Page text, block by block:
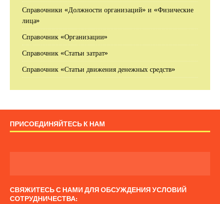
Справочники «Должности организаций» и «Физические
лица»
Справочник «Организации»
Справочник «Статьи затрат»
Справочник «Статьи движения денежных средств»
ПРИСОЕДИНЯЙТЕСЬ К НАМ
СВЯЖИТЕСЬ С НАМИ ДЛЯ ОБСУЖДЕНИЯ УСЛОВИЙ
СОТРУДНИЧЕСТВА: